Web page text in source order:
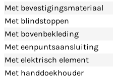
Met bevestigingsmateriaal
Met blindstoppen
Met bovenbekleding
Met eenpuntsaansluiting
Met elektrisch element
Met handdoekhouder